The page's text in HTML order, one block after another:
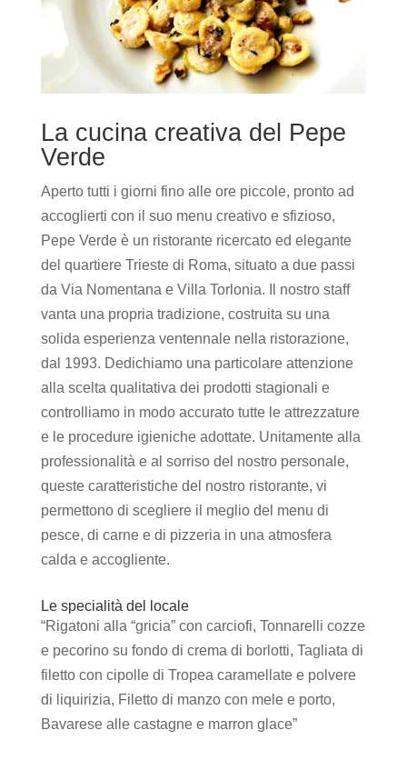
La cucina creativa del Pepe
Verde
Aperto tutti i giorni fino alle ore piccole, pronto ad
accoglierti con il suo menu creativo e sfizioso,
Pepe Verde è un ristorante ricercato ed elegante
del quartiere Trieste di Roma, situato a due passi
da Via Nomentana e Villa Torlonia. Il nostro staff
vanta una propria tradizione, costruita su una
solida esperienza ventennale nella ristorazione,
dal 1993. Dedichiamo una particolare attenzione
alla scelta qualitativa dei prodotti stagionali e
controlliamo in modo accurato tutte le attrezzature
e le procedure igieniche adottate. Unitamente alla
professionalità e al sorriso del nostro personale,
queste caratteristiche del nostro ristorante, vi
permettono di scegliere il meglio del menu di
pesce, di carne e di pizzeria in una atmosfera
calda e accogliente.
Le specialità del locale
“Rigatoni alla “gricia” con carciofi, Tonnarelli cozze
e pecorino su fondo di crema di borlotti, Tagliata di
filetto con cipolle di Tropea caramellate e polvere
di liquirizia, Filetto di manzo con mele e porto,
Bavarese alle castagne e marron glace”